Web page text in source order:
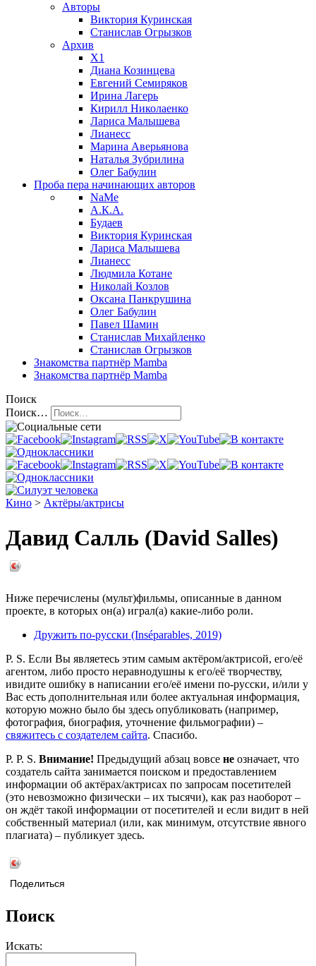
Авторы
Виктория Куринская
Станислав Огрызков
Архив
X1
Диана Козинцева
Евгений Семиряков
Ирина Лагерь
Кирилл Николаенко
Лариса Малышева
Лианесс
Марина Аверьянова
Наталья Зубрилина
Олег Бабулин
Проба пера начинающих авторов
NaMe
А.К.А.
Будаев
Виктория Куринская
Лариса Малышева
Лианесс
Людмила Котане
Николай Козлов
Оксана Панкрушина
Олег Бабулин
Павел Шамин
Станислав Михайленко
Станислав Огрызков
Знакомства партнёр Mamba
Знакомства партнёр Mamba
Поиск
Поиск…
Кино > Актёры/актрисы
Давид Салль (David Salles)
Ниже перечислены (мульт)фильмы, описанные в данном
проекте, в которых он(а) играл(а) какие-либо роли.
Дружить по-русски (Inséparables, 2019)
P. S. Если Вы являетесь этим самым актёром/актрисой, его/её
агентом, либо просто неравнодушны к его/её творчеству,
ивидите ошибку в написании его/её имени по-русски, и/или у
Вас есть дополнительная или более актуальная информация,
которую можно было бы здесь опубликовать (например,
фотография, биография, уточнение фильмографии) –
свяжитесь с создателем сайта. Спасибо.
P. P. S. Внимание! Предыдущий абзац вовсе не означает, что
создатель сайта занимается поиском и предоставлением
информации об актёрах/актрисах по запросам посетителей
(это невозможно физически – их тысячи), как раз наоборот –
он ждёт такой информации от посетителей и если видит в ней
собственный материал (или, как минимум, отсутствие явного
плагиата) – публикует здесь.
Поделиться
Поиск
Искать: